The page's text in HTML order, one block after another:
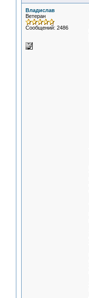
Владислав
Ветеран
Сообщений: 2486